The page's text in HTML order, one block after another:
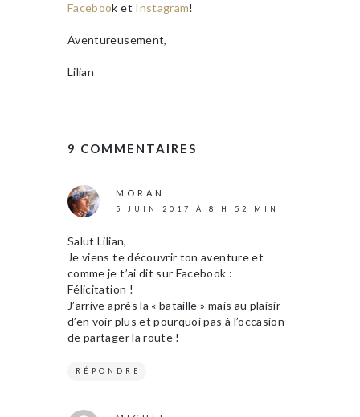
Facebook et Instagram!
Aventureusement,
Lilian
9 COMMENTAIRES
MORAN
5 JUIN 2017 À 8 H 52 MIN
Salut Lilian,
Je viens te découvrir ton aventure et
comme je t’ai dit sur Facebook :
Félicitation !
J’arrive après la « bataille » mais au plaisir
d’en voir plus et pourquoi pas à l’occasion
de partager la route !
RÉPONDRE